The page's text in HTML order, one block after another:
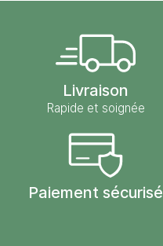
Livraison
Rapide et soignée
Paiement sécurisé